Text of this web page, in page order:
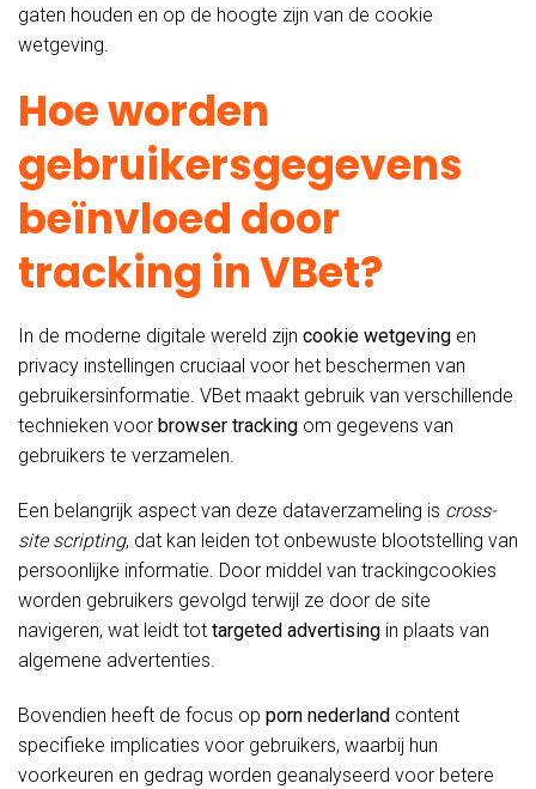
gaten houden en op de hoogte zijn van de cookie
wetgeving.
Hoe worden
gebruikersgegevens
beïnvloed door
tracking in VBet?
In de moderne digitale wereld zijn cookie wetgeving en
privacy instellingen cruciaal voor het beschermen van
gebruikersinformatie. VBet maakt gebruik van verschillende
technieken voor browser tracking om gegevens van
gebruikers te verzamelen.
Een belangrijk aspect van deze dataverzameling is cross-
site scripting, dat kan leiden tot onbewuste blootstelling van
persoonlijke informatie. Door middel van trackingcookies
worden gebruikers gevolgd terwijl ze door de site
navigeren, wat leidt tot targeted advertising in plaats van
algemene advertenties.
Bovendien heeft de focus op porn nederland content
specifieke implicaties voor gebruikers, waarbij hun
voorkeuren en gedrag worden geanalyseerd voor betere